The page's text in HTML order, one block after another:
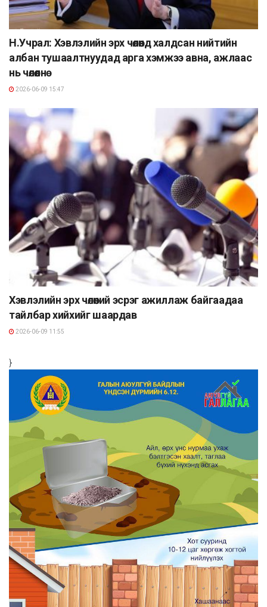
Н.Учрал: Хэвлэлийн эрх чөлөөнд халдсан нийтийн
албан тушаалтнуудад арга хэмжээ авна, ажлаас
нь чөлөөлнө
2026-06-09 15:47
Хэвлэлийн эрх чөлөөний эсрэг ажиллаж байгаадаа
тайлбар хийхийг шаардав
2026-06-09 11:55
}